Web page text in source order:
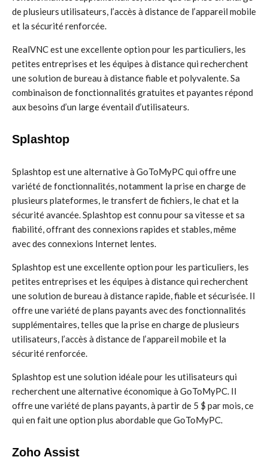
de plusieurs utilisateurs, l’accès à distance de l’appareil mobile
et la sécurité renforcée.
RealVNC est une excellente option pour les particuliers, les
petites entreprises et les équipes à distance qui recherchent
une solution de bureau à distance fiable et polyvalente. Sa
combinaison de fonctionnalités gratuites et payantes répond
aux besoins d’un large éventail d’utilisateurs.
Splashtop
Splashtop est une alternative à GoToMyPC qui offre une
variété de fonctionnalités, notamment la prise en charge de
plusieurs plateformes, le transfert de fichiers, le chat et la
sécurité avancée. Splashtop est connu pour sa vitesse et sa
fiabilité, offrant des connexions rapides et stables, même
avec des connexions Internet lentes.
Splashtop est une excellente option pour les particuliers, les
petites entreprises et les équipes à distance qui recherchent
une solution de bureau à distance rapide, fiable et sécurisée. Il
offre une variété de plans payants avec des fonctionnalités
supplémentaires, telles que la prise en charge de plusieurs
utilisateurs, l’accès à distance de l’appareil mobile et la
sécurité renforcée.
Splashtop est une solution idéale pour les utilisateurs qui
recherchent une alternative économique à GoToMyPC. Il
offre une variété de plans payants, à partir de 5 $ par mois, ce
qui en fait une option plus abordable que GoToMyPC.
Zoho Assist